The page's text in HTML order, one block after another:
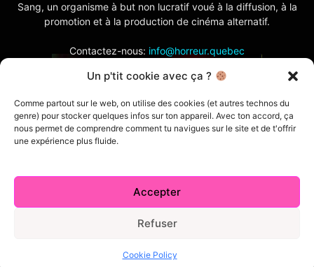
Un p'tit cookie avec ça ?
Comme partout sur le web, on utilise des cookies (et autres technos du
genre) pour stocker quelques infos sur ton appareil. Avec ton accord, ça
nous permet de comprendre comment tu navigues sur le site et de t'offrir
une expérience plus fluide.
Accepter
Refuser
Cookie Policy
Sang, un organisme à but non lucratif voué à la diffusion, à la
promotion et à la production de cinéma alternatif.
Contactez-nous: info@horreur.quebec
SUIVEZ NOUS
Index
© 2026 Horreur Québec. Tous droits réservés.